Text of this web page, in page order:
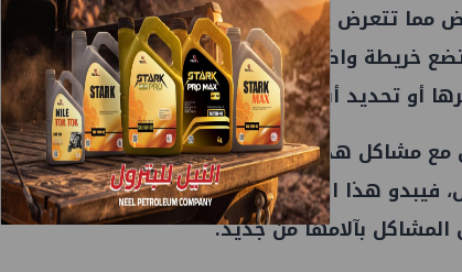
تتعرض له هذه الشركات، وإنما دور قيادات
خريطة واضحة أمامها لهذه الشركات، وأن تجد
أو تحديد أسلوب جديد لإدارتها.
مع مشاكل هذه الشركات بتغيير رئيسها وكأنه
فيبدو هذا الحل ذا تأثير مسكّن ينتهي مفعوله
بآلامها من جديد.